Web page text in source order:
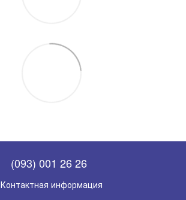
(093) 001 26 26
Контактная информация